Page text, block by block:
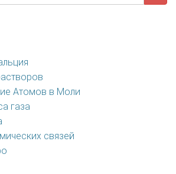
Атомов в Моли
газа
связей